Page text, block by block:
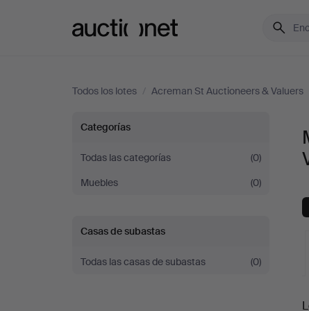
Todos los lotes / Acreman St Auctioneers & Valuers
Mesas
en
Acreman
St
Auctioneers
Categorías
Todas las categorías
(0)
Muebles
(0)
Casas de subastas
Todas las casas de subastas (0)